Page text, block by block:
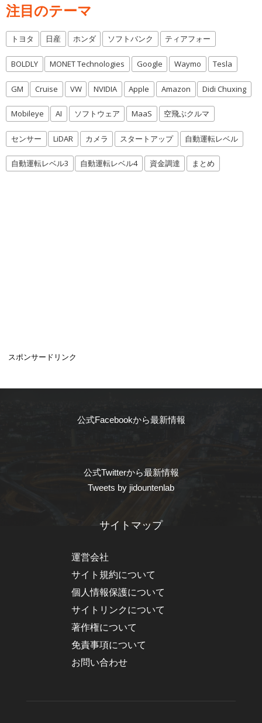
注目のテーマ
トヨタ 日産 ホンダ ソフトバンク ティアフォー
BOLDLY MONET Technologies Google Waymo Tesla
GM Cruise VW NVIDIA Apple Amazon Didi Chuxing
Mobileye AI ソフトウェア MaaS 空飛ぶクルマ
センサー LiDAR カメラ スタートアップ 自動運転レベル
自動運転レベル3 自動運転レベル4 資金調達 まとめ
スポンサードリンク
公式Facebookから最新情報
公式Twitterから最新情報
Tweets by jidountenlab
サイトマップ
運営会社
サイト規約について
個人情報保護について
サイトリンクについて
著作権について
免責事項について
お問い合わせ